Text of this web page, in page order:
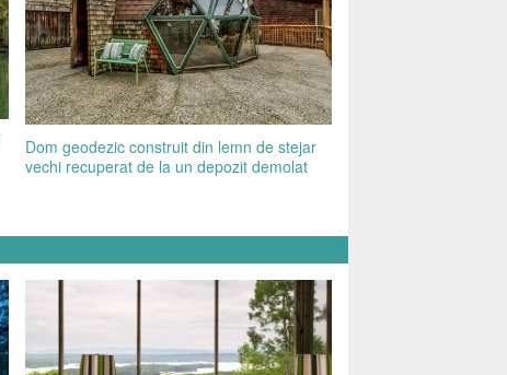
Dom geodezic construit din lemn de stejar
vechi recuperat de la un depozit demolat